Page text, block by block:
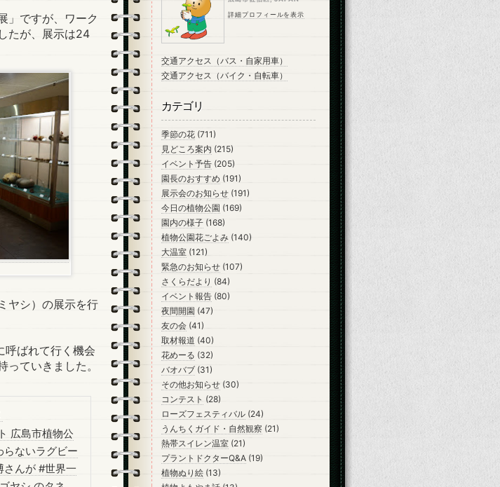
」ですが、ワーク
たが、展示は24
ヤシ）の展示を行
ばれて行く機会
ていきました。
広島市植物公
ないラグビー
んが #世界一
詳細プロフィールを表示
交通アクセス（バス・自家用車）
交通アクセス（バイク・自転車）
カテゴリ
季節の花 (711)
見どころ案内 (215)
イベント予告 (205)
園長のおすすめ (191)
展示会のお知らせ (191)
今日の植物公園 (169)
園内の様子 (168)
植物公園花ごよみ (140)
大温室 (121)
緊急のお知らせ (107)
さくらだより (84)
イベント報告 (80)
夜間開園 (47)
友の会 (41)
取材報道 (40)
花めーる (32)
バオバブ (31)
その他お知らせ (30)
コンテスト (28)
ローズフェスティバル (24)
うんちくガイド・自然観察 (21)
熱帯スイレン温室 (21)
プラントドクターQ&A (19)
植物ぬり絵 (13)